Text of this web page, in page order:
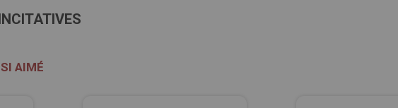
AIMÉ